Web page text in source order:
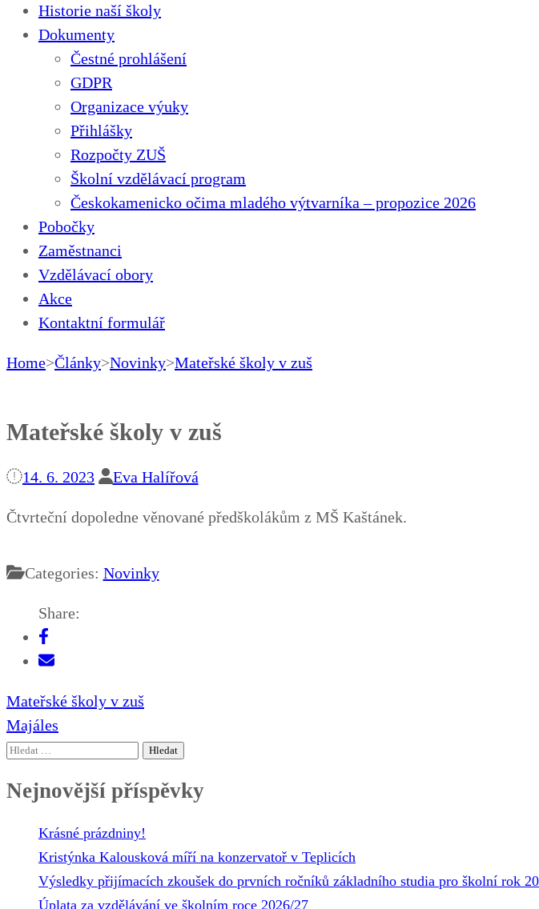
Historie naší školy
Dokumenty
Čestné prohlášení
GDPR
Organizace výuky
Přihlášky
Rozpočty ZUŠ
Školní vzdělávací program
Českokamenicko očima mladého výtvarníka – propozice 2026
Pobočky
Zaměstnanci
Vzdělávací obory
Akce
Kontaktní formulář
Home>Články>Novinky>Mateřské školy v zuš
Mateřské školy v zuš
14. 6. 2023 Eva Halířová
Čtvrteční dopoledne věnované předškolákům z MŠ Kaštánek.
Categories: Novinky
Share:
Navigace
pro
příspěvek
Mateřské školy v zuš
Majáles
Vyhledávání
Nejnovější příspěvky
Krásné prázdniny!
Kristýnka Kalousková míří na konzervatoř v Teplicích
Výsledky přijímacích zkoušek do prvních ročníků základního studia pro školní rok
Úplata za vzdělávání ve školním roce 2026/27